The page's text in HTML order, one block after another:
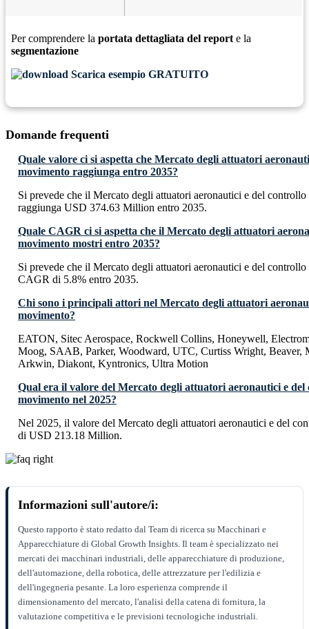
Per comprendere la portata dettagliata del report e la
segmentazione
Scarica esempio GRATUITO
Domande frequenti
Quale valore ci si aspetta che Mercato degli attuatori
movimento raggiunga entro 2035?
Si prevede che il Mercato degli attuatori aeronautici e del
raggiunga USD 374.63 Million entro 2035.
Quale CAGR ci si aspetta che il Mercato degli attuatori
movimento mostri entro 2035?
Si prevede che il Mercato degli attuatori aeronautici e del
CAGR di 5.8% entro 2035.
Chi sono i principali attori nel Mercato degli attuatori
movimento?
EATON, Sitec Aerospace, Rockwell Collins, Honeywell,
Moog, SAAB, Parker, Woodward, UTC, Curtiss Wright, Beaver,
Arkwin, Diakont, Kyntronics, Ultra Motion
Qual era il valore del Mercato degli attuatori aeronautici e del
movimento nel 2025?
Nel 2025, il valore del Mercato degli attuatori aeronautici e del
di USD 213.18 Million.
Informazioni sull'autore/i:
Questo rapporto è stato redatto dal Team di ricerca su Macchinari e
Apparecchiature di Global Growth Insights. Il team è specializzato nei
mercati dei macchinari industriali, delle apparecchiature di produzione,
dell'automazione, della robotica, delle attrezzature per l'edilizia e
dell'ingegneria pesante. La loro esperienza comprende il
dimensionamento del mercato, l'analisi della catena di fornitura, la
valutazione competitiva e le previsioni tecnologiche industriali.